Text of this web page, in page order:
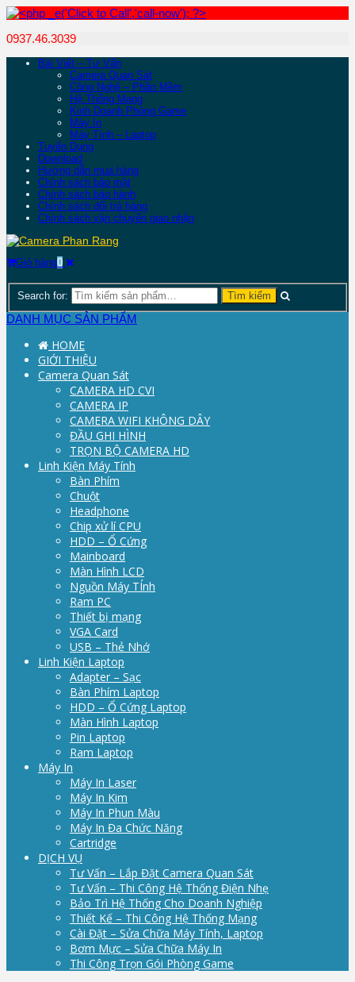
0937.46.3039
Bài Viết – Tư Vấn
Camera Quan Sát
Công Nghệ – Phần Mềm
Hệ Thống Mạng
Kinh Doanh Phòng Game
Máy In
Máy Tính – Laptop
Tuyển Dụng
Download
Hướng dẫn mua hàng
Chính sách bảo mật
Chính sách bảo hành
Chính sách đổi trả hàng
Chính sách vận chuyển giao nhận
Giỏ hàng0
Search for:
DANH MỤC SẢN PHẨM
HOME
GIỚI THIỆU
Camera Quan Sát
CAMERA HD CVI
CAMERA IP
CAMERA WIFI KHÔNG DÂY
ĐẦU GHI HÌNH
TRỌN BỘ CAMERA HD
Linh Kiện Máy Tính
Bàn Phím
Chuột
Headphone
Chip xử lí CPU
HDD – Ổ Cứng
Mainboard
Màn Hình LCD
Nguồn Máy TÍnh
Ram PC
Thiết bị mạng
VGA Card
USB – Thẻ Nhớ
Linh Kiện Laptop
Adapter – Sạc
Bàn Phím Laptop
HDD – Ổ Cứng Laptop
Màn Hình Laptop
Pin Laptop
Ram Laptop
Máy In
Máy In Laser
Máy In Kim
Máy In Phun Màu
Máy In Đa Chức Năng
Cartridge
DỊCH VỤ
Tư Vấn – Lắp Đặt Camera Quan Sát
Tư Vấn – Thi Công Hệ Thống Điện Nhẹ
Bảo Trì Hệ Thống Cho Doanh Nghiệp
Thiết Kế – Thi Công Hệ Thống Mạng
Cài Đặt – Sửa Chữa Máy Tính, Laptop
Bơm Mực – Sửa Chữa Máy In
Thi Công Trọn Gói Phòng Game